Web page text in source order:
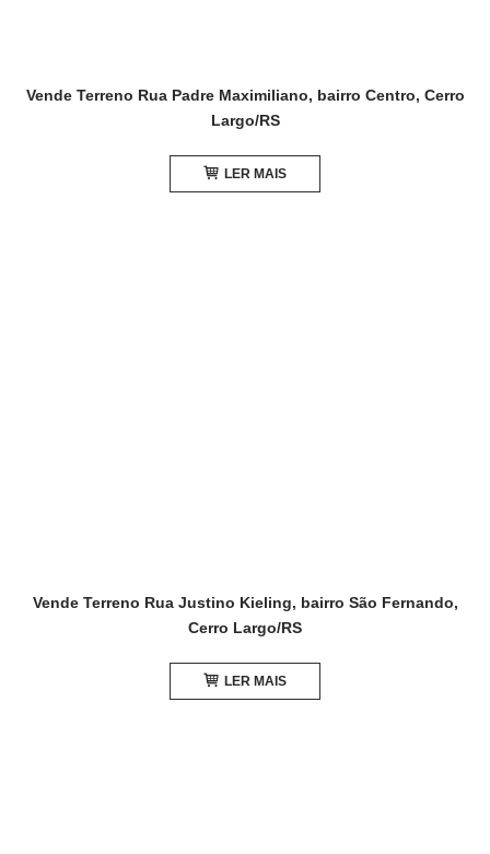
Vende Terreno Rua Padre Maximiliano, bairro Centro, Cerro
Largo/RS
LER MAIS
Vende Terreno Rua Justino Kieling, bairro São Fernando,
Cerro Largo/RS
LER MAIS